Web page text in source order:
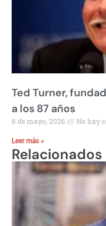
Ted Turner,
a los 87 años
6 de mayo, 2026 No hay
Leer más »
Relacionados